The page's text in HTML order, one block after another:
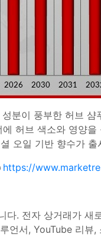
분이 풍부한 허브
허브 색소와 영양
오일 기반 향수가
https://
. 전자 상거래가
언서, YouTube 리